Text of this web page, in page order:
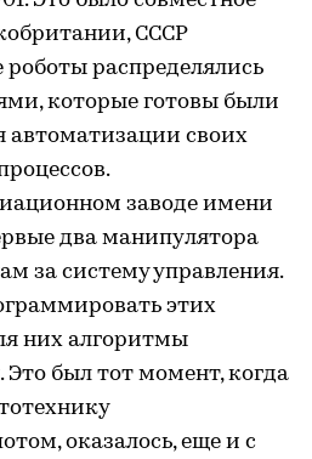
СССР
распределялись
которые готовы были
автоматизации своих
заводе имени
два манипулятора
за систему управления.
этих
них алгоритмы
был тот момент, когда
оказалось, еще и с